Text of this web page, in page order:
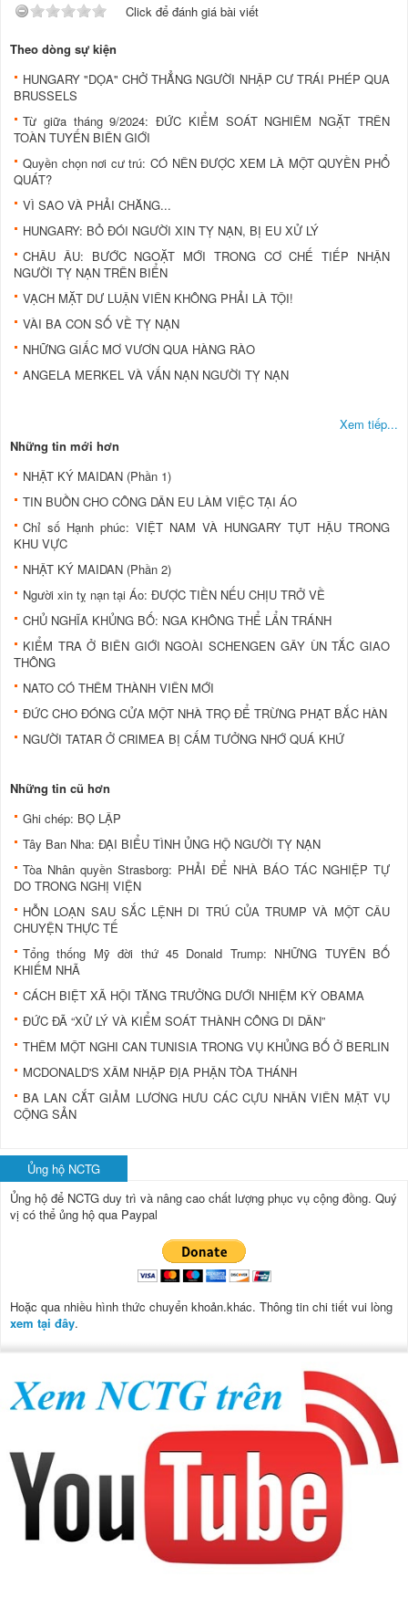
Click để đánh giá bài viết
Theo dòng sự kiện
HUNGARY "DỌA" CHỞ THẲNG NGƯỜI NHẬP CƯ TRÁI PHÉP QUA
BRUSSELS
Từ giữa tháng 9/2024: ĐỨC KIỂM SOÁT NGHIÊM NGẶT TRÊN
TOÀN TUYẾN BIÊN GIỚI
Quyền chọn nơi cư trú: CÓ NÊN ĐƯỢC XEM LÀ MỘT QUYỀN PHỔ
QUÁT?
VÌ SAO VÀ PHẢI CHĂNG...
HUNGARY: BỎ ĐÓI NGƯỜI XIN TỴ NẠN, BỊ EU XỬ LÝ
CHÂU ÂU: BƯỚC NGOẶT MỚI TRONG CƠ CHẾ TIẾP NHẬN
NGƯỜI TỴ NẠN TRÊN BIỂN
VẠCH MẶT DƯ LUẬN VIÊN KHÔNG PHẢI LÀ TỘI!
VÀI BA CON SỐ VỀ TỴ NẠN
NHỮNG GIẤC MƠ VƯƠN QUA HÀNG RÀO
ANGELA MERKEL VÀ VẤN NẠN NGƯỜI TỴ NẠN
Xem tiếp...
Những tin mới hơn
NHẬT KÝ MAIDAN (Phần 1)
TIN BUỒN CHO CÔNG DÂN EU LÀM VIỆC TẠI ÁO
Chỉ số Hạnh phúc: VIỆT NAM VÀ HUNGARY TỤT HẬU TRONG
KHU VỰC
NHẬT KÝ MAIDAN (Phần 2)
Người xin tỵ nạn tại Áo: ĐƯỢC TIỀN NẾU CHỊU TRỞ VỀ
CHỦ NGHĨA KHỦNG BỐ: NGA KHÔNG THỂ LẨN TRÁNH
KIỂM TRA Ở BIÊN GIỚI NGOÀI SCHENGEN GÂY ÙN TẮC GIAO
THÔNG
NATO CÓ THÊM THÀNH VIÊN MỚI
ĐỨC CHO ĐÓNG CỬA MỘT NHÀ TRỌ ĐỂ TRỪNG PHẠT BẮC HÀN
NGƯỜI TATAR Ở CRIMEA BỊ CẤM TƯỞNG NHỚ QUÁ KHỨ
Những tin cũ hơn
Ghi chép: BỌ LẬP
Tây Ban Nha: ĐẠI BIỂU TÌNH ỦNG HỘ NGƯỜI TỴ NẠN
Tòa Nhân quyền Strasborg: PHẢI ĐỂ NHÀ BÁO TÁC NGHIỆP TỰ
DO TRONG NGHỊ VIỆN
HỖN LOẠN SAU SẮC LỆNH DI TRÚ CỦA TRUMP VÀ MỘT CÂU
CHUYỆN THỰC TẾ
Tổng thống Mỹ đời thứ 45 Donald Trump: NHỮNG TUYÊN BỐ
KHIẾM NHÃ
CÁCH BIỆT XÃ HỘI TĂNG TRƯỞNG DƯỚI NHIỆM KỲ OBAMA
ĐỨC ĐÃ “XỬ LÝ VÀ KIỂM SOÁT THÀNH CÔNG DI DÂN”
THÊM MỘT NGHI CAN TUNISIA TRONG VỤ KHỦNG BỐ Ở BERLIN
MCDONALD'S XÂM NHẬP ĐỊA PHẬN TÒA THÁNH
BA LAN CẮT GIẢM LƯƠNG HƯU CÁC CỰU NHÂN VIÊN MẬT VỤ
CỘNG SẢN
Ủng hộ NCTG
Ủng hộ để NCTG duy trì và nâng cao chất lượng phục vụ cộng đồng. Quý
vị có thể ủng hộ qua Paypal
Hoặc qua nhiều hình thức chuyển khoản.khác. Thông tin chi tiết vui lòng
xem tại đây.